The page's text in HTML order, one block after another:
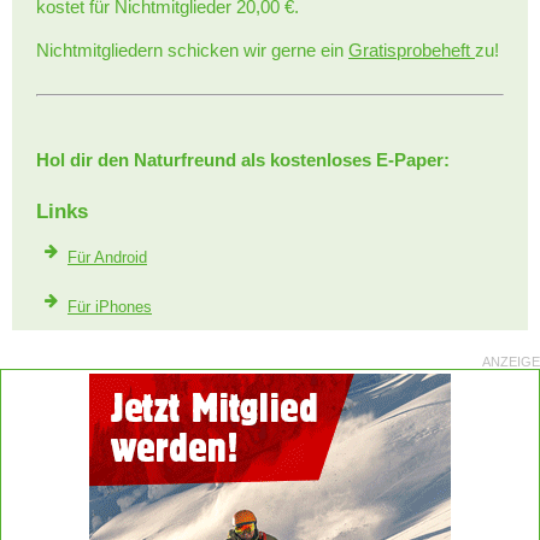
kostet für Nichtmitglieder 20,00 €.
Nichtmitgliedern schicken wir gerne ein Gratisprobeheft zu!
Hol dir den Naturfreund als kostenloses E-Paper:
Links
Für Android
Für iPhones
ANZEIGE